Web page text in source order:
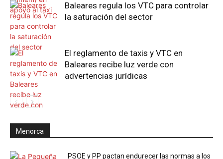
Baleares regula los VTC para controlar
la saturación del sector
El reglamento de taxis y VTC en
Baleares recibe luz verde con
advertencias jurídicas
Menorca
PSOE y PP pactan endurecer las normas a los